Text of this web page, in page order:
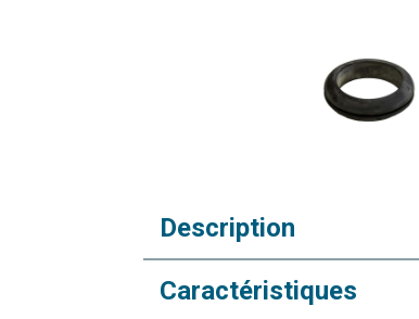
Description
Caractéristiques